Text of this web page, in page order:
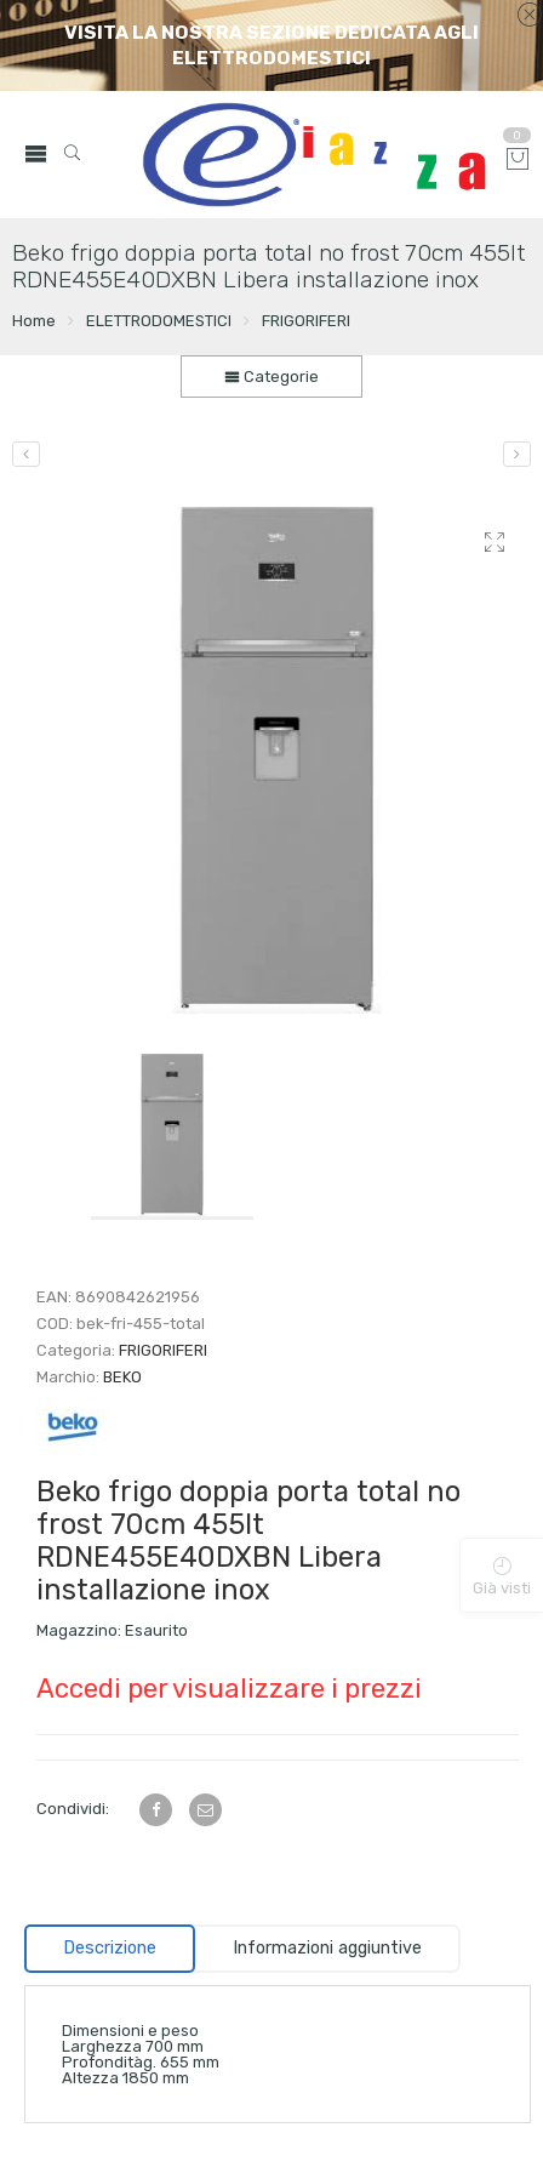
VISITA LA NOSTRA SEZIONE DEDICATA AGLI
ELETTRODOMESTICI
0
Beko frigo doppia porta total no frost 70cm 455lt
RDNE455E40DXBN Libera installazione inox
Home ELETTRODOMESTICI FRIGORIFERI
Categorie
EAN: 8690842621956
COD:bek-fri-455-total
Categoria:FRIGORIFERI
Marchio:BEKO
Beko frigo doppia porta total no
frost 70cm 455lt
RDNE455E40DXBN Libera
installazione inox
Magazzino: Esaurito
Accedi per visualizzare i prezzi
Condividi:
Descrizione Informazioni aggiuntive
Dimensioni e peso
Larghezza 700 mm
Profonditàg. 655 mm
Altezza 1850 mm
Già visti